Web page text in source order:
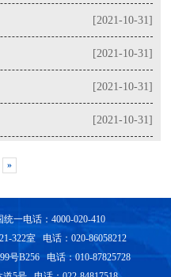
[2021-10-31]
[2021-10-31]
[2021-10-31]
[2021-10-31]
»
一电话：4000-020-410
322室 电话：020-86058212
号B256 电话：010-87825728